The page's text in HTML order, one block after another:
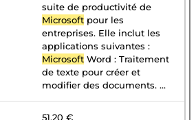
suite de productivité de
Microsoft pour les
entreprises. Elle inclut les
applications suivantes :
Microsoft Word : Traitement
de texte pour créer et
modifier des documents. ...
51,20 €